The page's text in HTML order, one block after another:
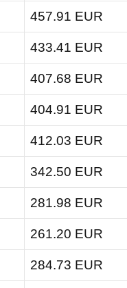
457.91 EUR
433.41 EUR
407.68 EUR
404.91 EUR
412.03 EUR
342.50 EUR
281.98 EUR
261.20 EUR
284.73 EUR